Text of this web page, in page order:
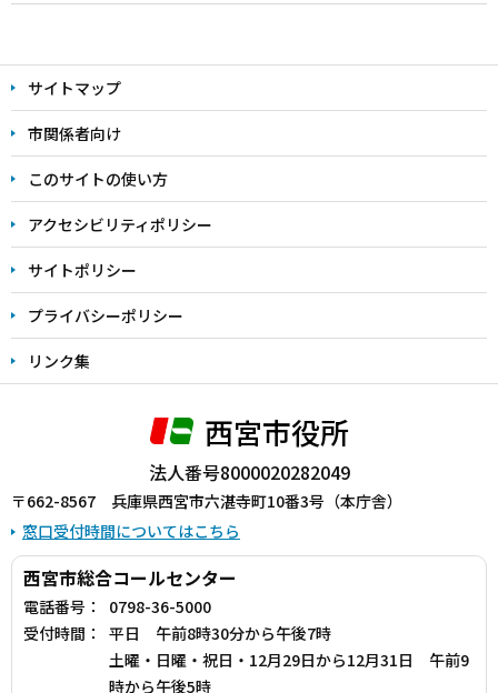
文
こ
こ
ま
で
サイトマップ
市関係者向け
このサイトの使い方
アクセシビリティポリシー
サイトポリシー
プライバシーポリシー
リンク集
西宮市役所
法人番号8000020282049
〒662-8567 兵庫県西宮市六湛寺町10番3号（本庁舎）
窓口受付時間についてはこちら
西宮市総合コールセンター
電話番号：
0798-36-5000
受付時間：
平日 午前8時30分から午後7時
土曜・日曜・祝日・12月29日から12月31日 午前9
時から午後5時